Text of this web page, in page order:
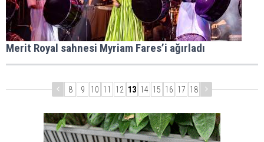
Merit Royal sahnesi Myriam Fares’i ağırladı
8 9 10 11 12 13 14 15 16 17 18